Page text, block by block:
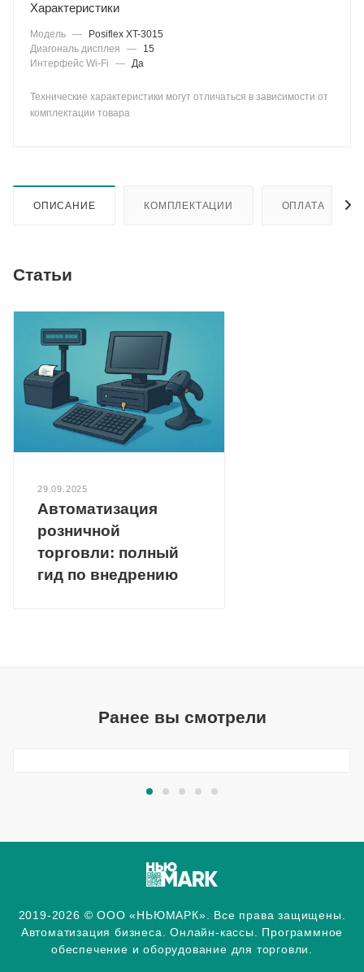
Характеристики
Модель —
Posiflex XT-3015
Диагональ дисплея
—
15
Интерфейс Wi-Fi
— Да
Технические характеристики могут отличаться в зависимости от
комплектации товара
ОПИСАНИЕ КОМПЛЕКТАЦИИ ОПЛАТА
Статьи
29.09.2025
Автоматизация
розничной
торговли: полный
гид по внедрению
Ранее вы смотрели
2019-2026 © ООО «НЬЮМАРК». Все права защищены.
Автоматизация бизнеса. Онлайн-кассы. Программное
обеспечение и оборудование для торговли.